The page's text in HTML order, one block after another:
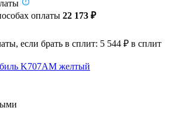
оплаты 22 173 ₽
если брать в сплит: 5 544 ₽ в сплит
K707AM желтый